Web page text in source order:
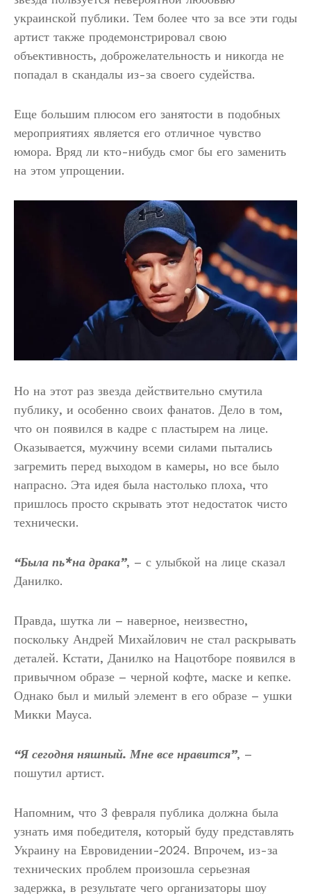
украинской публики. Тем более что за все эти годы
артист также продемонстрировал свою
объективность, доброжелательность и никогда не
попадал в скандалы из-за своего судейства.
Еще большим плюсом его занятости в подобных
мероприятиях является его отличное чувство
юмора. Вряд ли кто-нибудь смог бы его заменить
на этом упрощении.
Но на этот раз звезда действительно смутила
публику, и особенно своих фанатов. Дело в том,
что он появился в кадре с пластырем на лице.
Оказывается, мужчину всеми силами пытались
загремить перед выходом в камеры, но все было
напрасно. Эта идея была настолько плоха, что
пришлось просто скрывать этот недостаток чисто
технически.
“Была пь*на драка”, – с улыбкой на лице сказал
Данилко.
Правда, шутка ли – наверное, неизвестно,
поскольку Андрей Михайлович не стал раскрывать
деталей. Кстати, Данилко на Нацотборе появился в
привычном образе – черной кофте, маске и кепке.
Однако был и милый элемент в его образе – ушки
Микки Мауса.
“Я сегодня няшный. Мне все нравится”, –
пошутил артист.
Напомним, что 3 февраля публика должна была
узнать имя победителя, который буду представлять
Украину на Евровидении-2024. Впрочем, из-за
технических проблем произошла серьезная
задержка, в результате чего организаторы шоу